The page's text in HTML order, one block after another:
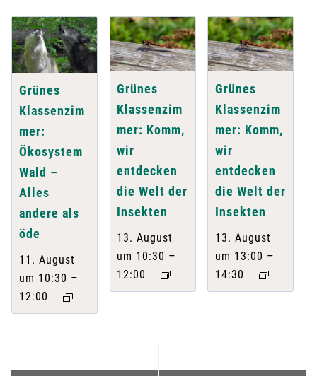
Grünes
Klassenzim
mer:
Ökosystem
Wald –
Alles
andere als
öde
11. August
um 10:30 –
12:00
Grünes
Klassenzim
mer: Komm,
wir
entdecken
die Welt der
Insekten
13. August
um 10:30 –
12:00
Grünes
Klassenzim
mer: Komm,
wir
entdecken
die Welt der
Insekten
13. August
um 13:00 –
14:30